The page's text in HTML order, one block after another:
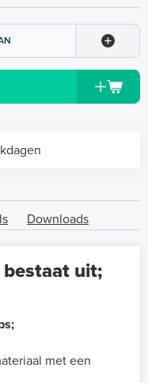
Downloads
uit;
met een